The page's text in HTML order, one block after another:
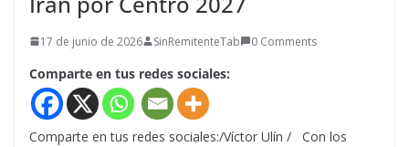
17 de junio de 2026 SinRemitenteTab 0 Comments
Comparte en tus redes sociales:
Comparte en tus redes sociales:/Víctor Ulín / Con los